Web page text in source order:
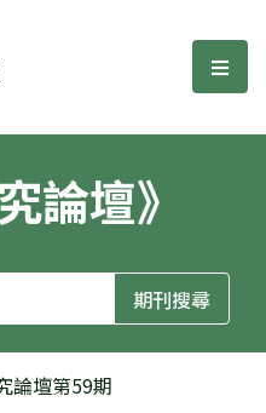
選
論壇》
論壇第59期